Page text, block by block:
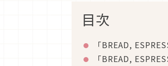
目次
「BREAD,
「BREAD,